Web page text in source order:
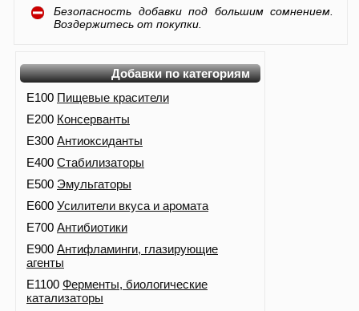
Безопасность добавки под большим сомнением.
Воздержитесь от покупки.
Добавки по категориям
E100 Пищевые красители
E200 Консерванты
E300 Антиоксиданты
E400 Стабилизаторы
E500 Эмульгаторы
E600 Усилители вкуса и аромата
E700 Антибиотики
E900 Антифламинги, глазирующие
агенты
E1100 Ферменты, биологические
катализаторы